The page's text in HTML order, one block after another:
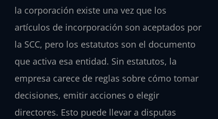
la corporación existe una vez que los
artículos de incorporación son aceptados por
la SCC, pero los estatutos son el documento
que activa esa entidad. Sin estatutos, la
empresa carece de reglas sobre cómo tomar
decisiones, emitir acciones o elegir
directores. Esto puede llevar a disputas